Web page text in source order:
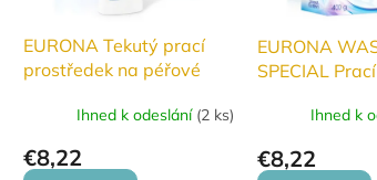
EURONA Tekutý prací
prostředek na péřové
Ihned k odeslání (2 ks)
€8,22
EURONA
SPECIAL Prací
Ihned k
€8,22